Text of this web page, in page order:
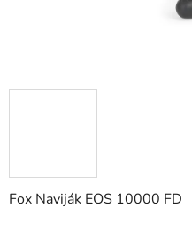
Fox Naviják EOS 10000 FD